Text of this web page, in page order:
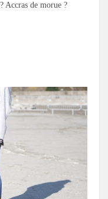
Accras de morue ?